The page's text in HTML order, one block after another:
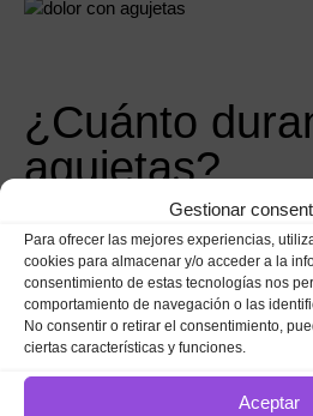
Gestionar
Para ofrecer las mejores experiencias,
cookies para almacenar y/o acceder a la
consentimiento de estas tecnologías nos
comportamiento de navegación o las
No consentir o retirar el consentimiento,
ciertas características y funciones.
Aceptar
¿Cuánto
agujetas?
después del esfuerzo, pero
48 horas. Decrecen poco a poco y
3-4 días. Aunque en algunos casos
durar hasta7 días.